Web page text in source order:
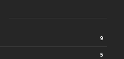
9
5